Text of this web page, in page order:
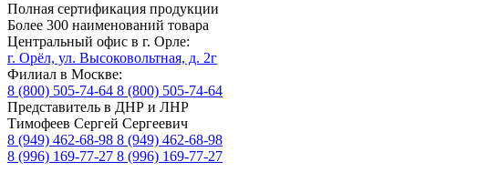
Полная сертификация продукции
Более 300 наименований товара
Центральный офис в г. Орле:
г. Орёл, ул. Высоковольтная, д. 2г
Филиал в Москве:
8 (800) 505-74-64 8 (800) 505-74-64
Представитель в ДНР и ЛНР
Тимофеев Сергей Сергеевич
8 (949) 462-68-98 8 (949) 462-68-98
8 (996) 169-77-27 8 (996) 169-77-27